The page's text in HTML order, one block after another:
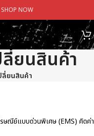
SHOP NOW
ลี่ยนสินค้า
ลี่ยนสินค้า
ษณีย์แบบด่วนพิเศษ (EMS) คิดค่า